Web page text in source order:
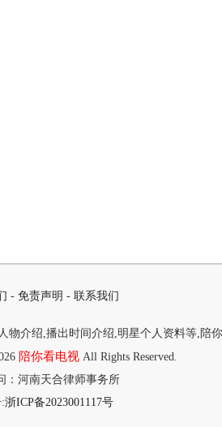
- 免责声明 - 联系我们
物介绍,播出时间介绍,明星个人资料等,陪
陪你看电视All Rights Reserved.
：河南天合律师事务所
浙ICP备2023001117号